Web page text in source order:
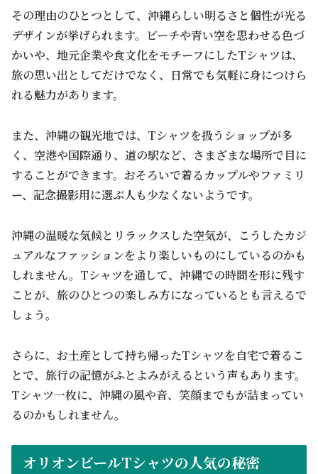
その理由のひとつとして、沖縄らしい明るさと個性が光る
デザインが挙げられます。ビーチや青い空を思わせる色づ
かいや、地元企業や食文化をモチーフにしたTシャツは、
旅の思い出としてだけでなく、日常でも気軽に身につけら
れる魅力があります。
また、沖縄の観光地では、Tシャツを扱うショップが多
く、空港や国際通り、道の駅など、さまざまな場所で目に
することができます。おそろいで着るカップルやファミリ
ー、記念撮影用に選ぶ人も少なくないようです。
沖縄の温暖な気候とリラックスした空気が、こうしたカジ
ュアルなファッションをより楽しいものにしているのかも
しれません。Tシャツを通して、沖縄での時間を形に残す
ことが、旅のひとつの楽しみ方になっているとも言えるで
しょう。
さらに、お土産として持ち帰ったTシャツを自宅で着るこ
とで、旅行の記憶がふとよみがえるという声もあります。
Tシャツ一枚に、沖縄の風や音、笑顔までもが詰まってい
るのかもしれません。
オリオンビールTシャツの人気の秘密